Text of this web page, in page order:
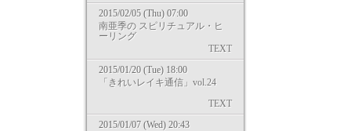
2015/02/05 (Thu) 07:00
南亜季の スピリチュアル・ヒ
ーリング
TEXT
2015/01/20 (Tue) 18:00
「きれいレイキ通信」vol.24
TEXT
2015/01/07 (Wed) 20:43